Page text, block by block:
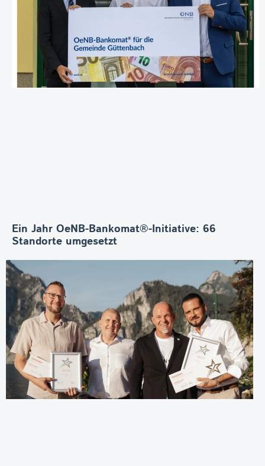
Ein Jahr OeNB-Bankomat®-Initiative: 66
Standorte umgesetzt